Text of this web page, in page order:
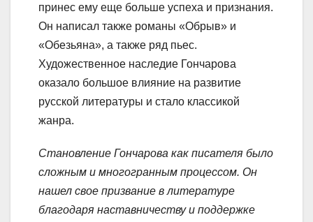
принес ему еще больше успеха и признания.
Он написал также романы «Обрыв» и
«Обезьяна», а также ряд пьес.
Художественное наследие Гончарова
оказало большое влияние на развитие
русской литературы и стало классикой
жанра.
Становление Гончарова как писателя было
сложным и многогранным процессом. Он
нашел свое призвание в литературе
благодаря наставничеству и поддержке